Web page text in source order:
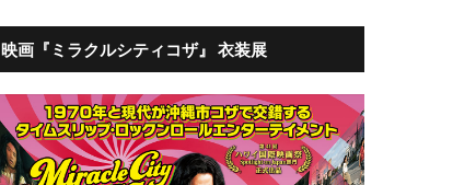
映画『ミラクルシティコザ』 衣装展